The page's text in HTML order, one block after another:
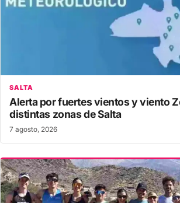
SALTA
Alerta por fuertes vientos y viento
distintas zonas de Salta
7 agosto, 2026